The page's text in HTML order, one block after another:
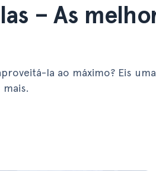
– As
la ao máximo? Eis